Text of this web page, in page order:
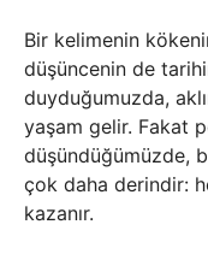
Bir kelimenin
düşüncenin de
duyduğumuzda,
yaşam gelir. Fakat
düşündüğümüzde,
çok daha derindir:
kazanır.